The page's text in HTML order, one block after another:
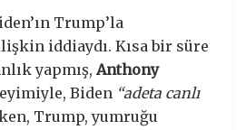
Trump’la
iddiaydı. Kısa bir süre
yapmış, Anthony
Biden “adeta canlı
Trump, yumruğu